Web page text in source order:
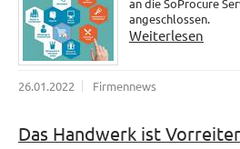
an die SoProcure
angeschlossen.
Weiterlesen
26.01.2022 Firmennews
Das Handwerk ist